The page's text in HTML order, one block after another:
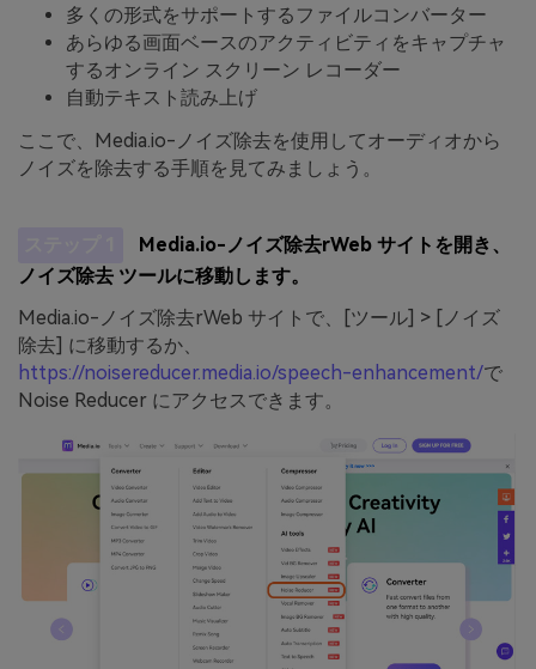
多くの形式をサポートするファイルコンバーター
あらゆる画面ベースのアクティビティをキャプチャ
するオンライン スクリーン レコーダー
自動テキスト読み上げ
ここで、Media.io-ノイズ除去を使用してオーディオから
ノイズを除去する手順を見てみましょう。
Media.io-ノイズ除去rWeb サイトを開き、
ノイズ除去 ツールに移動します。
Media.io-ノイズ除去rWeb サイトで、[ツール] > [ノイズ
除去] に移動するか、
https://noisereducer.media.io/speech-enhancement/で
Noise Reducer にアクセスできます。